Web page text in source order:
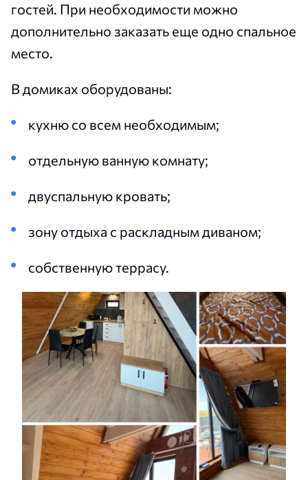
гостей. При необходимости можно
дополнительно заказать еще одно спальное
место.
В домиках оборудованы:
кухню со всем необходимым;
отдельную ванную комнату;
двуспальную кровать;
зону отдыха с раскладным диваном;
собственную террасу.